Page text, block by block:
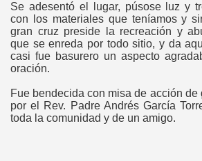
Se adesentó el lugar, púsose luz y
con los materiales que teníamos y
gran cruz preside la recreación y
que se enreda por todo sitio, y da
casi fue basurero un aspecto
oración.
Fue bendecida con misa de acción de
por el Rev. Padre Andrés García
toda la comunidad y de un amigo.